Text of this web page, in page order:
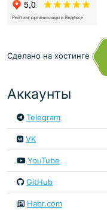
Сделано на хостинге
Аккаунты
Telegram
VK
YouTube
GitHub
Habr.com